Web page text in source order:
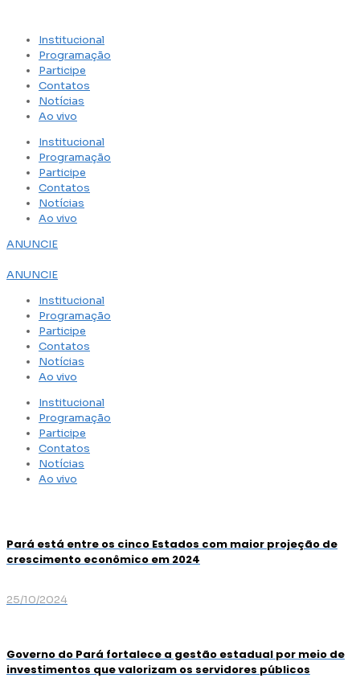
Institucional
Programação
Participe
Contatos
Notícias
Ao vivo
Institucional
Programação
Participe
Contatos
Notícias
Ao vivo
ANUNCIE
ANUNCIE
Institucional
Programação
Participe
Contatos
Notícias
Ao vivo
Institucional
Programação
Participe
Contatos
Notícias
Ao vivo
Pará está entre os cinco Estados com maior projeção de
crescimento econômico em 2024
25/10/2024
Governo do Pará fortalece a gestão estadual por meio de
investimentos que valorizam os servidores públicos